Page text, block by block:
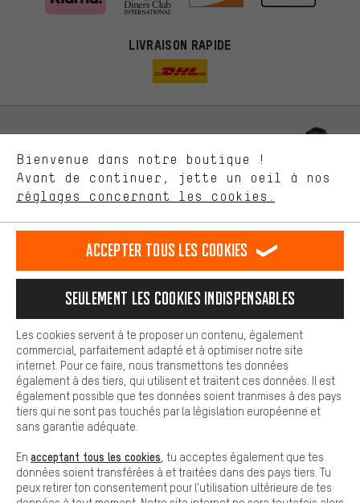
LIVRAISON RAPIDE
Laisse-toi conseiller
Rappel Programmé
Notre politique en matière de protection de la vie privée
français
FR english
EN Deutsch
DE español
ES
RÉSILIER LE CONTRAT Communauté d'Aix-la-Chapelle
Programme d'affiliation Mentions Légales Protection des données
Reprise des batteries Corepile Paramètres de cookies
Bienvenue dans notre boutique !
Avant de continuer, jette un oeil à nos
réglages concernant les cookies.
Des offres plus adaptées
pertinentes. Les cookies de marketing nous aident à identifier tes
intérêts et à te présenter des offres et des conseils sur mesure.
ça nous intéresse. Avec les cookies 'performance', tu peux nous
nous proposons grâce à ton comportement d'achat.
Plus de confort
est plus confortable. Avec les cookies de confort, nous
Nous pouvons ainsi mettre à ta disposition d'autres contenus et
informations utiles. De plus, tu as la possibilité d'utiliser des
facilement les bons produits. Par exemple, nous proposons une
facilement aux questions.
Cookies de base
Les cookies de base garantissent que tu puisses utiliser les
fonctions de notre site web.
Accepter tous les cookies
Seulement les cookies indispensables
Les cookies servent à te proposer un contenu, également
commercial, parfaitement adapté et à optimiser notre site
internet. Pour ce faire, nous transmettons tes données
également à des tiers, qui utilisent et traitent ces données. Il est
également possible que tes données soient tranmises à des pays
tiers qui ne sont pas touchés par la législation européenne et
sans garantie adéquate.
En acceptant tous les cookies , tu acceptes également que tes
données soient transférées à et traitées dans des pays tiers. Tu
peux retirer ton consentement pour l'utilisation ultérieure de tes